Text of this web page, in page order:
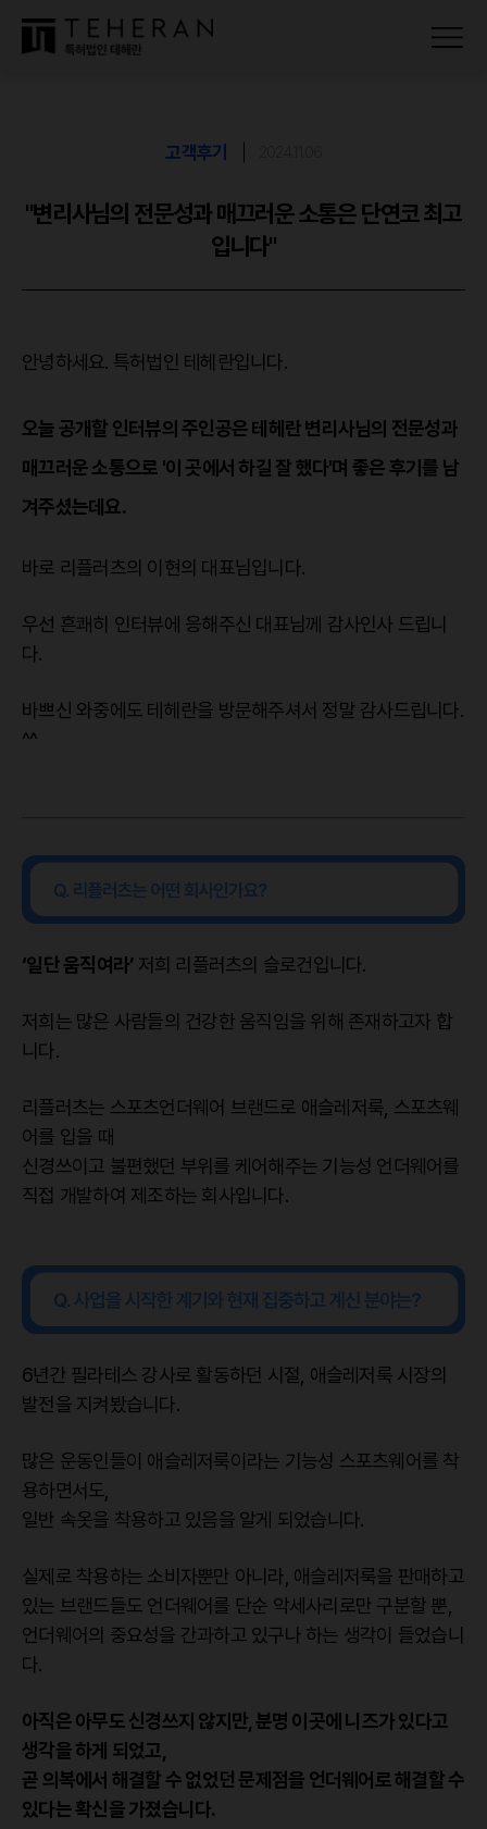
고객후기
"변리사님의 전문성과 매끄러운 소통은 단연코 최고
입니다"
안녕하세요. 특허법인 테헤란입니다.
오늘 공개할 인터뷰의 주인공은 테헤란 변리사님의 전문성과
매끄러운 소통으로 '이 곳에서 하길 잘 했다'며 좋은 후기를 남
겨주셨는데요.
바로 리플러츠의 이현의 대표님입니다.
우선 흔쾌히 인터뷰에 응해주신 대표님께 감사인사 드립니
다.
바쁘신 와중에도 테헤란을 방문해주셔서 정말 감사드립니다.
^^
‘일단 움직여라’ 저희 리플러츠의 슬로건입니다.
저희는 많은 사람들의 건강한 움직임을 위해 존재하고자 합
니다.
리플러츠는 스포츠언더웨어 브랜드로 애슬레저룩, 스포츠웨
어를 입을 때
신경쓰이고 불편했던 부위를 케어해주는 기능성 언더웨어를
직접 개발하여 제조하는 회사입니다.
6년간 필라테스 강사로 활동하던 시절, 애슬레저룩 시장의
발전을 지켜봤습니다.
많은 운동인들이 애슬레저룩이라는 기능성 스포츠웨어를 착
용하면서도,
일반 속옷을 착용하고 있음을 알게 되었습니다.
실제로 착용하는 소비자뿐만 아니라, 애슬레저룩을 판매하고
있는 브랜드들도 언더웨어를 단순 악세사리로만 구분할 뿐,
언더웨어의 중요성을 간과하고 있구나 하는 생각이 들었습니
다.
아직은 아무도 신경쓰지 않지만, 분명 이곳에 니즈가 있다고
생각을 하게 되었고,
곧 의복에서 해결할 수 없었던 문제점을 언더웨어로 해결할 수
있다는 확신을 가졌습니다.